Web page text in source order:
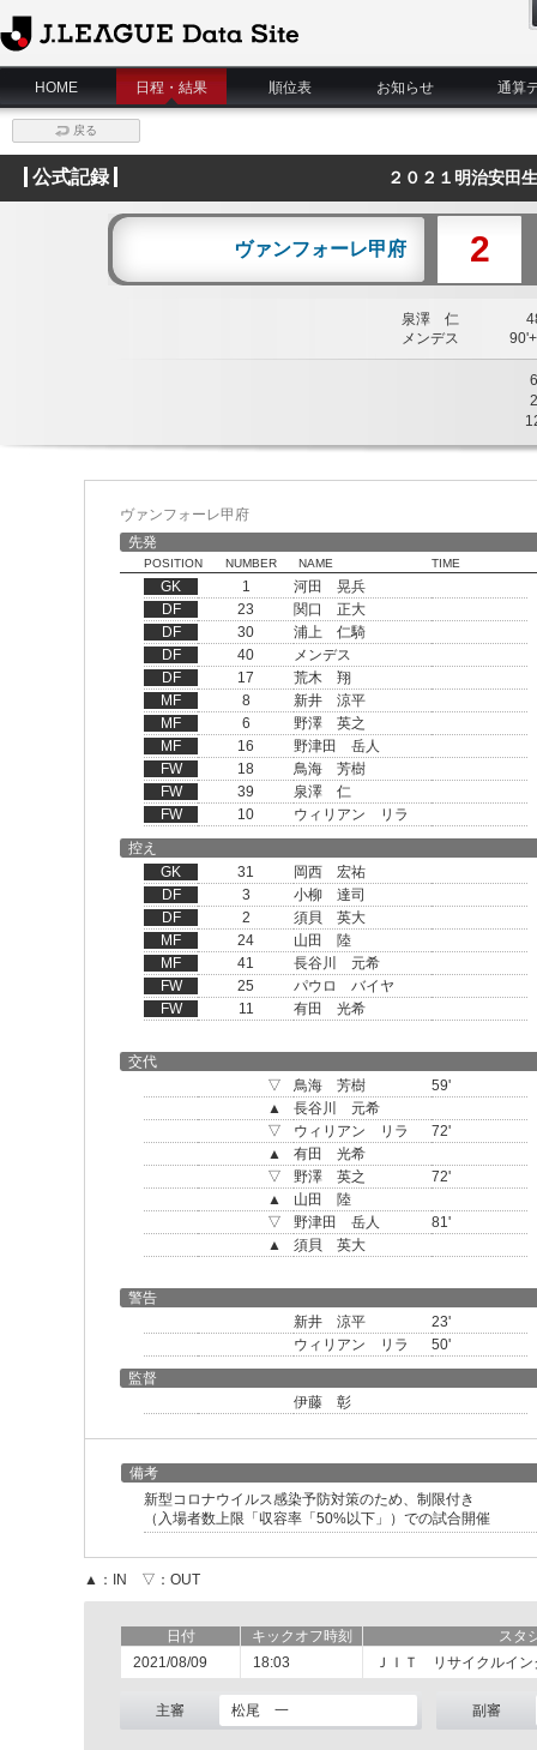
J.League Data Site
HOME
日程・結果 順位表 お知らせ 通算
戻る
公式記録 ２０２１明治安田
ヴァンフォーレ甲府 2
泉澤 仁
メンデス
6
2
ヴァンフォーレ甲府
先発
POSITION NUMBER NAME TIME
GK 1
河田 晃兵
DF
23
関口 正大
DF
30
浦上 仁騎
DF
40
メンデス
DF
17
荒木 翔
MF
8
新井 涼平
MF
6
野澤 英之
MF
16
野津田 岳人
FW
18
鳥海 芳樹
FW
39
泉澤 仁
FW
10
ウィリアン リラ
控え
GK
31
岡西 宏祐
DF
3
小柳 達司
DF
2
須貝 英大
MF
24
山田 陸
MF
41
長谷川 元希
FW
25
パウロ バイヤ
FW
11 有田 光希
交代
▽
鳥海 芳樹
59'
▲
長谷川 元希
▽
ウィリアン リラ
72'
▲
有田 光希
▽
野澤 英之
72'
▲
山田 陸
▽
野津田 岳人
81'
▲
須貝 英大
警告
新井 涼平
23'
ウィリアン リラ
50'
監督
伊藤 彰
備考
新型コロナウイルス感染予防対策のため、制限付き
（入場者数上限「収容率「50%以下」）での試合開催
▲：IN ▽：OUT
日付 キックオフ時刻
スタ
2021/08/09
18:03 ＪＩＴ リサイクルイ
主審 松尾 一 副審